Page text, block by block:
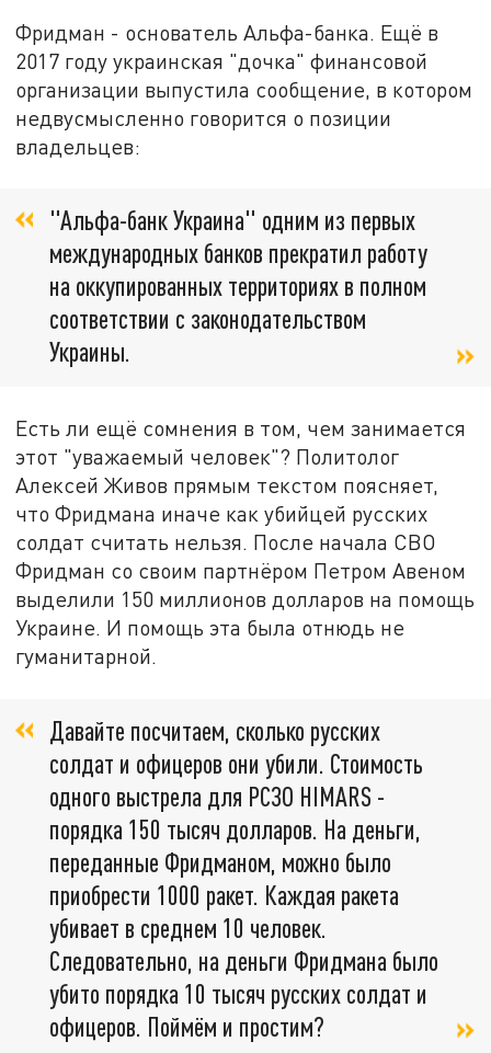
Фридман - основатель Альфа-банка. Ещё в
2017 году украинская "дочка" финансовой
организации выпустила сообщение, в котором
недвусмысленно говорится о позиции
владельцев:
"Альфа-банк Украина" одним из первых
международных банков прекратил работу
на оккупированных территориях в полном
соответствии с законодательством
Украины.
Есть ли ещё сомнения в том, чем занимается
этот "уважаемый человек"? Политолог
Алексей Живов прямым текстом поясняет,
что Фридмана иначе как убийцей русских
солдат считать нельзя. После начала СВО
Фридман со своим партнёром Петром Авеном
выделили 150 миллионов долларов на помощь
Украине. И помощь эта была отнюдь не
гуманитарной.
Давайте посчитаем, сколько русских
солдат и офицеров они убили. Стоимость
одного выстрела для РСЗО HIMARS -
порядка 150 тысяч долларов. На деньги,
переданные Фридманом, можно было
приобрести 1000 ракет. Каждая ракета
убивает в среднем 10 человек.
Следовательно, на деньги Фридмана было
убито порядка 10 тысяч русских солдат и
офицеров. Поймём и простим?